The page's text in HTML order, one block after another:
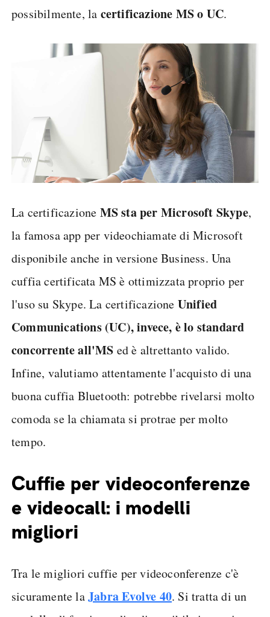
possibilmente, la certificazione MS o UC.
La certificazione MS sta per Microsoft Skype,
la famosa app per videochiamate di Microsoft
disponibile anche in versione Business. Una
cuffia certificata MS è ottimizzata proprio per
l'uso su Skype. La certificazione Unified
Communications (UC), invece, è lo standard
concorrente all'MS ed è altrettanto valido.
Infine, valutiamo attentamente l'acquisto di una
buona cuffia Bluetooth: potrebbe rivelarsi molto
comoda se la chiamata si protrae per molto
tempo.
Cuffie per videoconferenze
e videocall: i modelli
migliori
Tra le migliori cuffie per videoconferenze c'è
sicuramente laJabra Evolve 40. Si tratta di un